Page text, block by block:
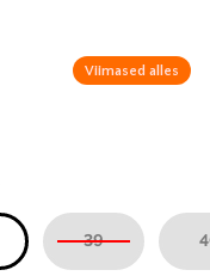
Viimased alles
39